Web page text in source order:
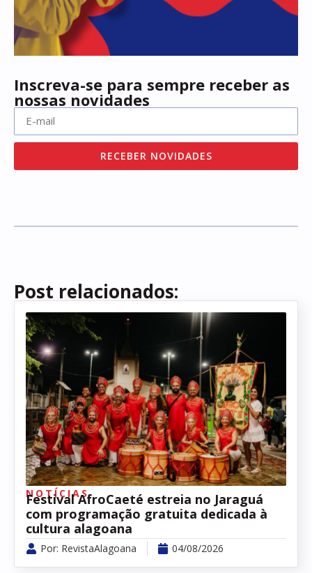
Inscreva-se para sempre receber as
nossas novidades
RECEBER NOVIDADES
Post relacionados:
NOTÍCIAS
Festival AfroCaeté estreia no Jaraguá
com programação gratuita dedicada à
cultura alagoana
Por: RevistaAlagoana 04/08/2026